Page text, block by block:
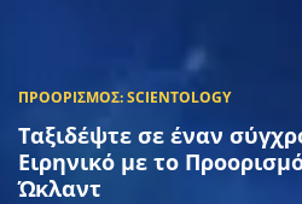
Ταξιδέψτε σε έναν
Ειρηνικό με το
Ώκλαντ